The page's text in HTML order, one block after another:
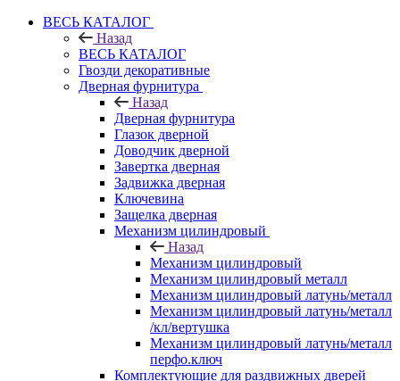
ВЕСЬ КАТАЛОГ
Назад
ВЕСЬ КАТАЛОГ
Гвозди декоративные
Дверная фурнитура
Назад
Дверная фурнитура
Глазок дверной
Доводчик дверной
Завертка дверная
Задвижка дверная
Ключевина
Защелка дверная
Механизм цилиндровый
Назад
Механизм цилиндровый
Механизм цилиндровый металл
Механизм цилиндровый латунь/металл
Механизм цилиндровый латунь/металл
/кл/вертушка
Механизм цилиндровый латунь/металл
перфо.ключ
Комплектующие для раздвижных дверей